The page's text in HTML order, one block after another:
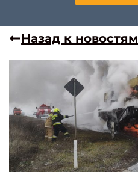
Назад к новостям